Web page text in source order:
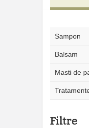
Sampon
Balsam
Masti de
Filtre